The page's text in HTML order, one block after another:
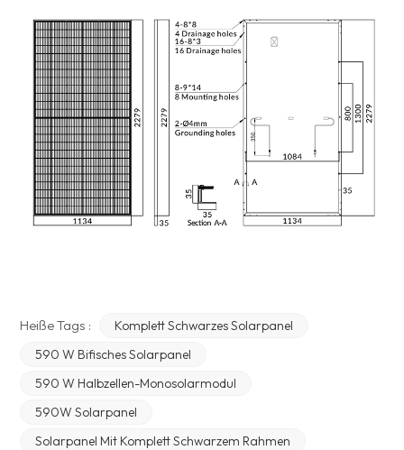
Heiße Tags :
Komplett Schwarzes Solarpanel
590 W Bifisches Solarpanel
590 W Halbzellen-Monosolarmodul
590W Solarpanel
Solarpanel Mit Komplett Schwarzem Rahmen